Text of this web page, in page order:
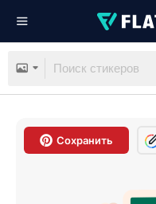
Сохранить